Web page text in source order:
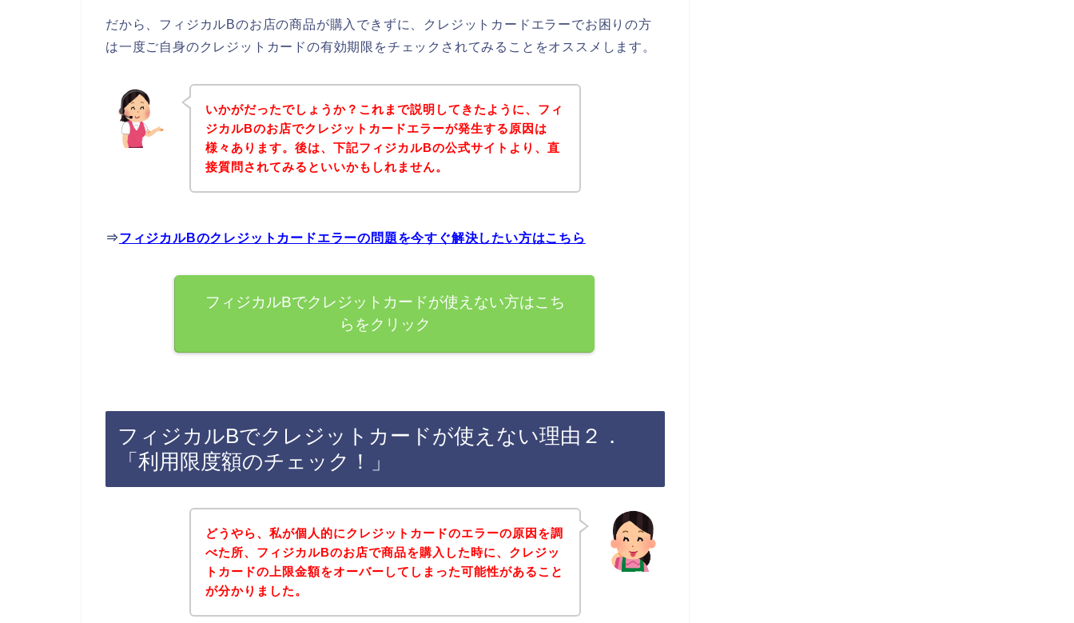
だから、フィジカルBのお店の商品が購入できずに、クレジットカードエラーでお困りの方
は一度ご自身のクレジットカードの有効期限をチェックされてみることをオススメします。
いかがだったでしょうか？これまで説明してきたように、フィ
ジカルBのお店でクレジットカードエラーが発生する原因は
様々あります。後は、下記フィジカルBの公式サイトより、直
接質問されてみるといいかもしれません。
⇒フィジカルBのクレジットカードエラーの問題を今すぐ解決したい方はこちら
フィジカルBでクレジットカードが使えない方はこち
らをクリック
フィジカルBでクレジットカードが使えない理由２．
「利用限度額のチェック！」
どうやら、私が個人的にクレジットカードのエラーの原因を調
べた所、フィジカルBのお店で商品を購入した時に、クレジッ
トカードの上限金額をオーバーしてしまった可能性があること
が分かりました。